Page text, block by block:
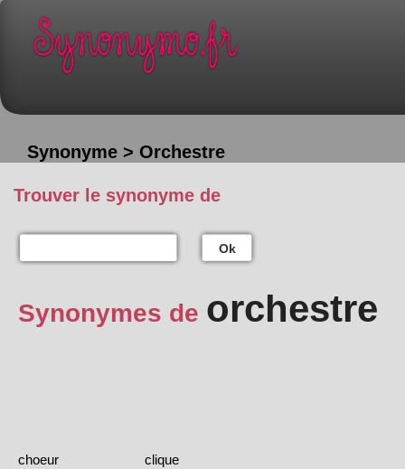
Synonyme > Orchestre
Trouver le synonyme de
Ok
Synonymes de orchestre
choeur
clique